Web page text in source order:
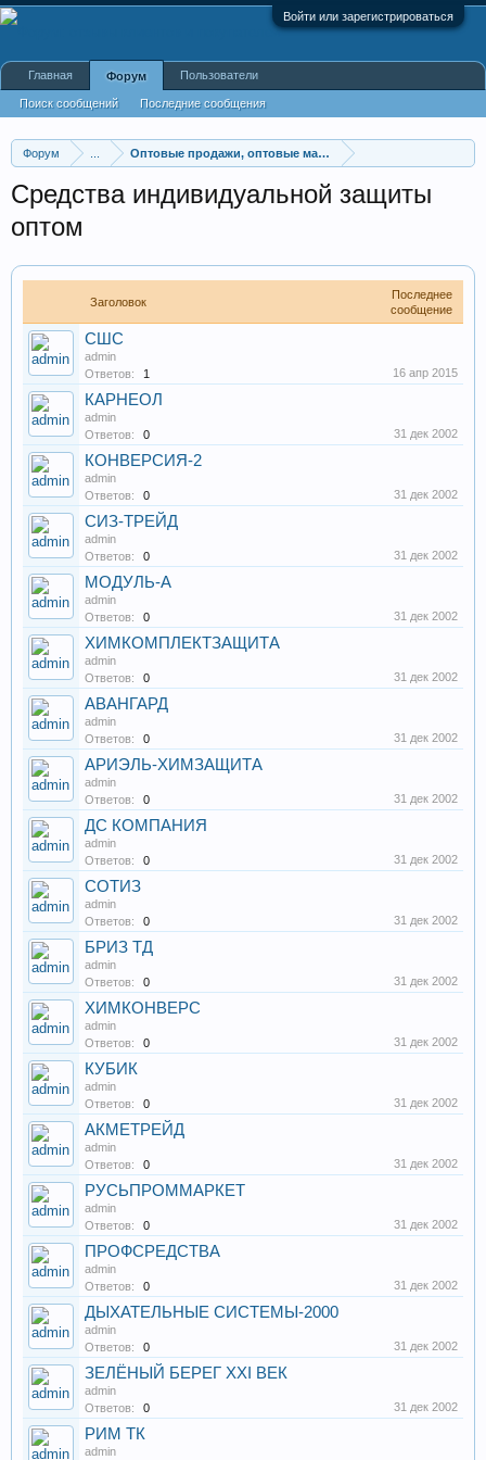
Войти или зарегистрироваться
Форум Оптовые продажи, оптовые магазины
Средства индивидуальной защиты
оптом
Заголовок
Последнее
сообщение
СШС
admin
Ответов:
1 16 апр 2015
КАРНЕОЛ
admin
Ответов:
0 31 дек 2002
КОНВЕРСИЯ-2
admin
Ответов:
0 31 дек 2002
СИЗ-ТРЕЙД
admin
Ответов:
0 31 дек 2002
МОДУЛЬ-А
admin
Ответов:
0 31 дек 2002
ХИМКОМПЛЕКТЗАЩИТА
admin
Ответов:
0 31 дек 2002
АВАНГАРД
admin
Ответов:
0 31 дек 2002
АРИЭЛЬ-ХИМЗАЩИТА
admin
Ответов:
0 31 дек 2002
ДС КОМПАНИЯ
admin
Ответов:
0 31 дек 2002
СОТИЗ
admin
Ответов:
0 31 дек 2002
БРИЗ ТД
admin
Ответов:
0 31 дек 2002
ХИМКОНВЕРС
admin
Ответов:
0 31 дек 2002
КУБИК
admin
Ответов:
0 31 дек 2002
АКМЕТРЕЙД
admin
Ответов:
0 31 дек 2002
РУСЬПРОММАРКЕТ
admin
Ответов:
0 31 дек 2002
ПРОФСРЕДСТВА
admin
Ответов:
0 31 дек 2002
ДЫХАТЕЛЬНЫЕ СИСТЕМЫ-2000
admin
Ответов:
0 31 дек 2002
ЗЕЛЁНЫЙ БЕРЕГ XXI ВЕК
admin
Ответов:
0 31 дек 2002
РИМ ТК
admin
Главная Форум
Поиск сообщений Последние сообщения
Пользователи